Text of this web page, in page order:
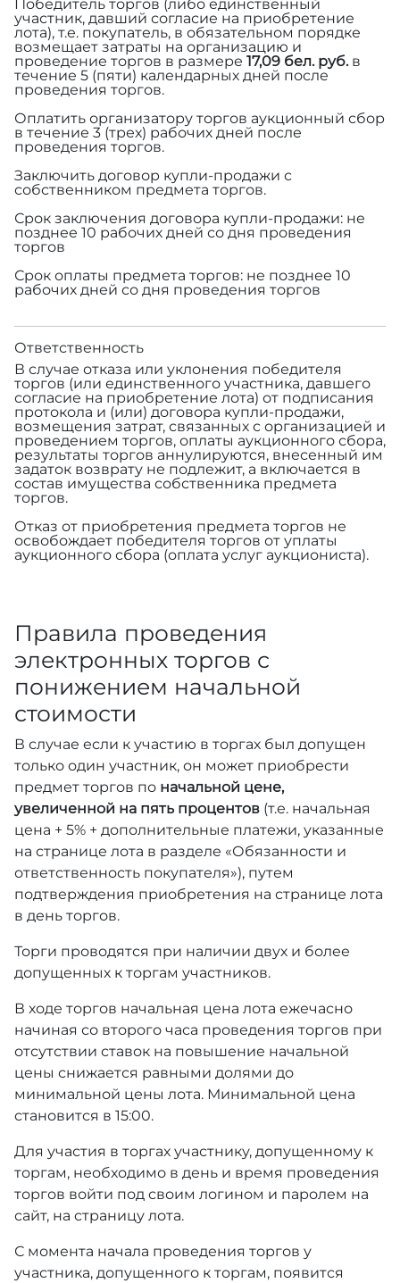
Победитель торгов (либо единственный
участник, давший согласие на приобретение
лота), т.е. покупатель, в обязательном порядке
возмещает затраты на организацию и
проведение торгов в размере 17,09 бел. руб.в
течение 5 (пяти) календарных дней после
проведения торгов.
Оплатить организатору торгов аукционный сбор
в течение 3 (трех) рабочих дней после
проведения торгов.
Заключить договор купли-продажи с
собственником предмета торгов.
Срок заключения договора купли-продажи: не
позднее 10 рабочих дней со дня проведения
торгов
Срок оплаты предмета торгов: не позднее 10
рабочих дней со дня проведения торгов
Ответственность
В случае отказа или уклонения победителя
торгов (или единственного участника, давшего
согласие на приобретение лота) от подписания
протокола и (или) договора купли-продажи,
возмещения затрат, связанных с организацией и
проведением торгов, оплаты аукционного сбора,
результаты торгов аннулируются, внесенный им
задаток возврату не подлежит, а включается в
состав имущества собственника предмета
торгов.
Отказ от приобретения предмета торгов не
освобождает победителя торгов от уплаты
аукционного сбора (оплата услуг аукциониста).
Правила проведения
электронных торгов с
понижением начальной
стоимости
В случае если к участию в торгах был допущен
только один участник, он может приобрести
предмет торгов по начальной цене,
увеличенной на пять процентов (т.е. начальная
цена + 5% + дополнительные платежи, указанные
на странице лота в разделе «Обязанности и
ответственность покупателя»), путем
подтверждения приобретения на странице лота
в день торгов.
Торги проводятся при наличии двух и более
допущенных к торгам участников.
В ходе торгов начальная цена лота ежечасно
начиная со второго часа проведения торгов при
отсутствии ставок на повышение начальной
цены снижается равными долями до
минимальной цены лота. Минимальной цена
становится в 15:00.
Для участия в торгах участнику, допущенному к
торгам, необходимо в день и время проведения
торгов войти под своим логином и паролем на
сайт, на страницу лота.
С момента начала проведения торгов у
участника, допущенного к торгам, появится